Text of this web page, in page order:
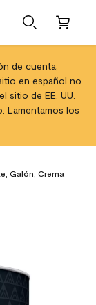
de cuenta,
en español no
sitio de EE. UU.
Lamentamos los
Galón, Crema